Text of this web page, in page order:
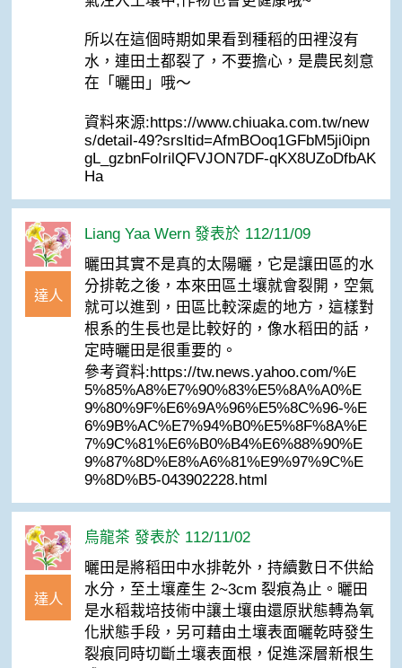
所以在這個時期如果看到種稻的田裡沒有
水，連田土都裂了，不要擔心，是農民刻意
在「曬田」哦～
資料來源:https://www.chiuaka.com.tw/new
s/detail-49?srsltid=AfmBOoq1GFbM5ji0ipn
gL_gzbnFoIrilQFVJON7DF-qKX8UZoDfbAK
Ha
達人
Liang Yaa Wern 發表於 112/11/09
曬田其實不是真的太陽曬，它是讓田區的水
分排乾之後，本來田區土壤就會裂開，空氣
就可以進到，田區比較深處的地方，這樣對
根系的生長也是比較好的，像水稻田的話，
定時曬田是很重要的。
參考資料:https://tw.news.yahoo.com/%E
5%85%A8%E7%90%83%E5%8A%A0%E
9%80%9F%E6%9A%96%E5%8C%96-%E
6%9B%AC%E7%94%B0%E5%8F%8A%E
7%9C%81%E6%B0%B4%E6%88%90%E
9%87%8D%E8%A6%81%E9%97%9C%E
9%8D%B5-043902228.html
達人
烏龍茶 發表於 112/11/02
曬田是將稻田中水排乾外，持續數日不供給
水分，至土壤產生 2~3cm 裂痕為止。曬田
是水稻栽培技術中讓土壤由還原狀態轉為氧
化狀態手段，另可藉由土壤表面曬乾時發生
裂痕同時切斷土壤表面根，促進深層新根生